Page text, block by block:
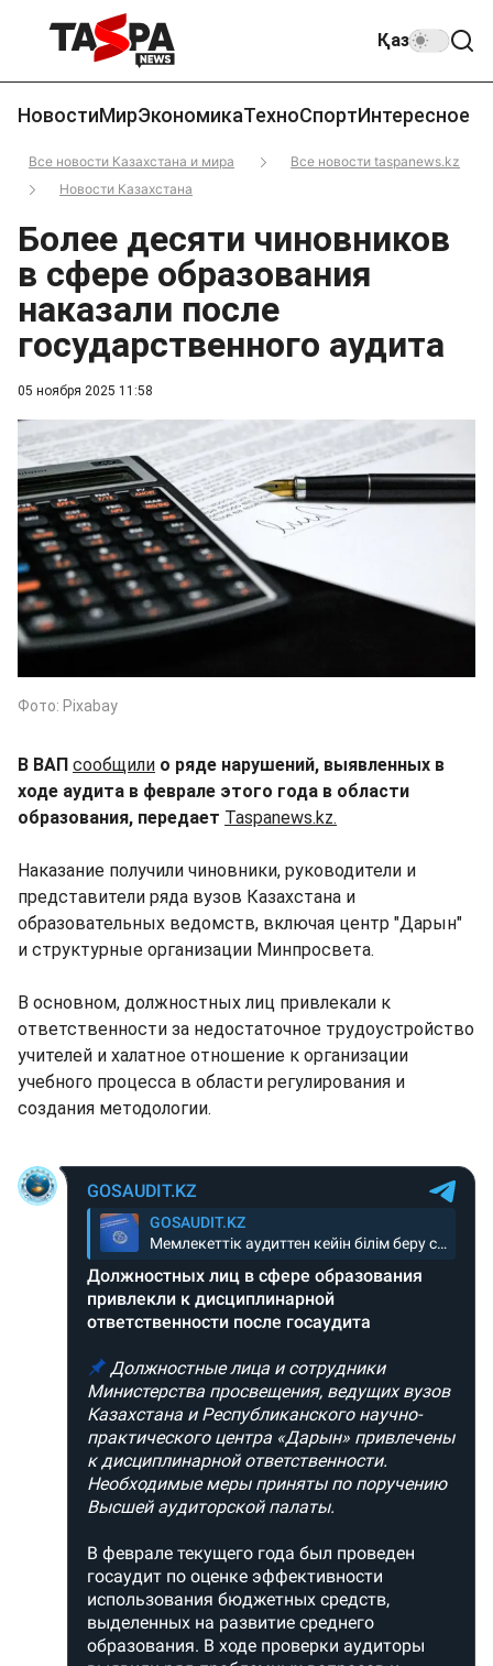
Қаз
НовостиМирЭкономикаТехноСпортИнтересное
Все новости Казахстана и мира
Все новости taspanews.kz
Новости Казахстана
05 ноября 2025 11:58
Более десяти чиновников
в сфере образования
наказали после
государственного аудита
Фото: Pixabay
В ВАП сообщили о ряде нарушений, выявленных в
ходе аудита в феврале этого года в области
образования, передает Taspanews.kz.
Наказание получили чиновники, руководители и
представители ряда вузов Казахстана и
образовательных ведомств, включая центр "Дарын"
и структурные организации Минпросвета.
В основном, должностных лиц привлекали к
ответственности за недостаточное трудоустройство
учителей и халатное отношение к организации
учебного процесса в области регулирования и
создания методологии.